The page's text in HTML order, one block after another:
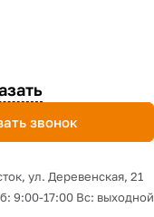
звонок
yл. Деревенская, 21
9:00-17:00 Вс: выходной